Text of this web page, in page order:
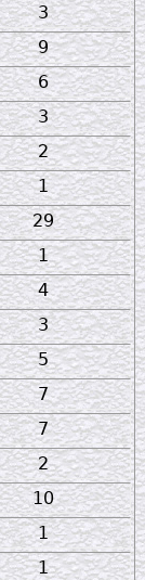
3
9
6
3
2
1
29
1
4
3
5
7
7
2
10
1
1